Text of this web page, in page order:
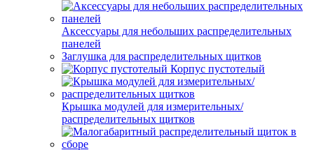
Аксессуары для небольших распределительных
панелей
Заглушка для распределительных щитков
Корпус пустотелый
Крышка модулей для измерительных/
распределительных щитков